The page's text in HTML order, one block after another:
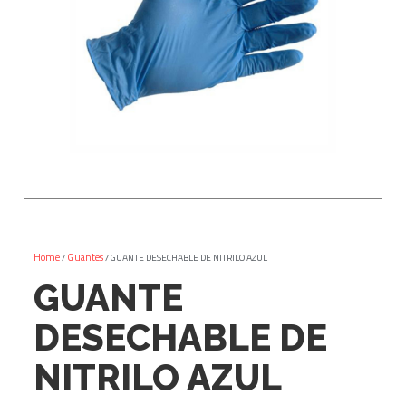
Home/Guantes/ GUANTE DESECHABLE DE NITRILO AZUL
GUANTE
DESECHABLE DE
NITRILO AZUL